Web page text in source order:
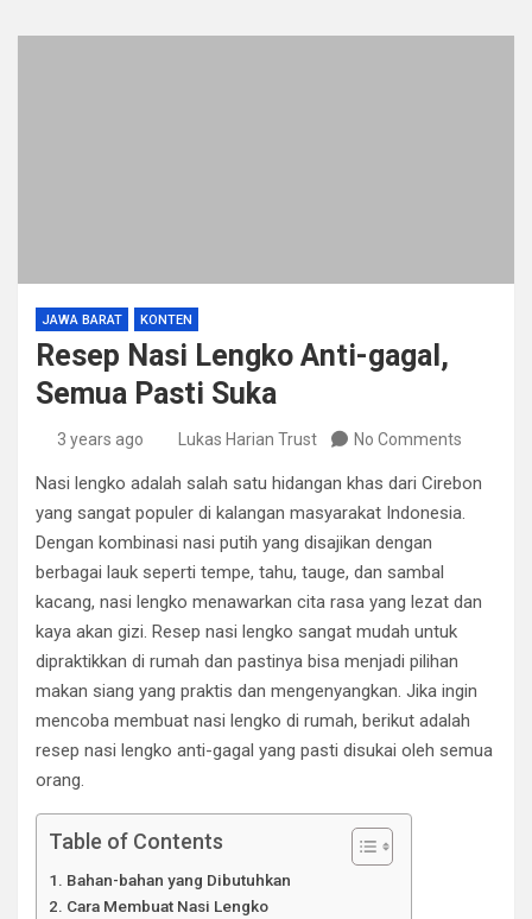
JAWA BARAT KONTEN
Resep Nasi Lengko Anti-gagal,
Semua Pasti Suka
3 years ago Lukas Harian Trust No Comments
Nasi lengko adalah salah satu hidangan khas dari Cirebon
yang sangat populer di kalangan masyarakat Indonesia.
Dengan kombinasi nasi putih yang disajikan dengan
berbagai lauk seperti tempe, tahu, tauge, dan sambal
kacang, nasi lengko menawarkan cita rasa yang lezat dan
kaya akan gizi. Resep nasi lengko sangat mudah untuk
dipraktikkan di rumah dan pastinya bisa menjadi pilihan
makan siang yang praktis dan mengenyangkan. Jika ingin
mencoba membuat nasi lengko di rumah, berikut adalah
resep nasi lengko anti-gagal yang pasti disukai oleh semua
orang.
Table of Contents
Bahan-bahan yang Dibutuhkan
Cara Membuat Nasi Lengko